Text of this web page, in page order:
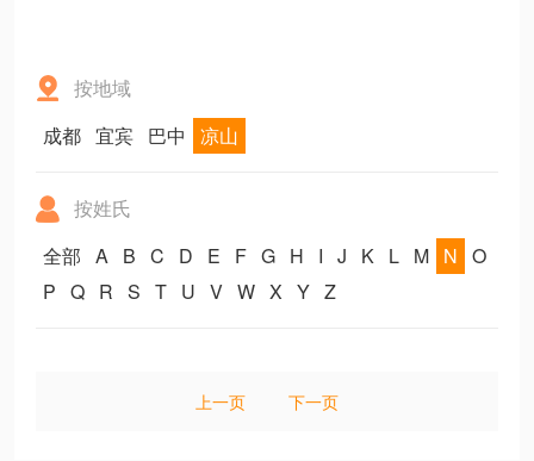
按地域
成都 宜宾 巴中 凉山
按姓氏
全部 A B C D E F G H I J K L M N O
P Q R S T U V W X Y Z
上一页 下一页